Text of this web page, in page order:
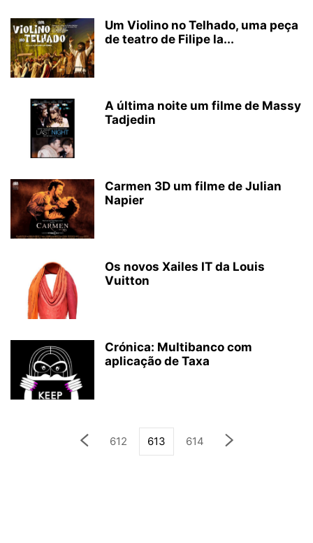
Um Violino no Telhado, uma peça
de teatro de Filipe la...
A última noite um filme de Massy
Tadjedin
Carmen 3D um filme de Julian
Napier
Os novos Xailes IT da Louis
Vuitton
Crónica: Multibanco com
aplicação de Taxa
612 613 614